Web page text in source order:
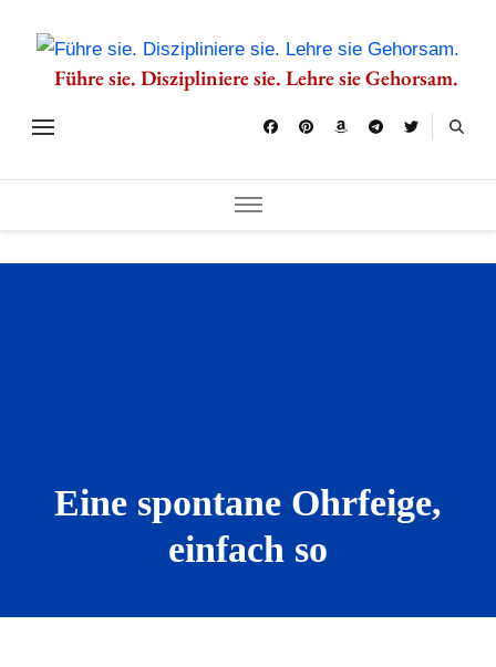
Führe sie. Diszipliniere sie. Lehre sie Gehorsam.
Eine spontane Ohrfeige,
einfach so